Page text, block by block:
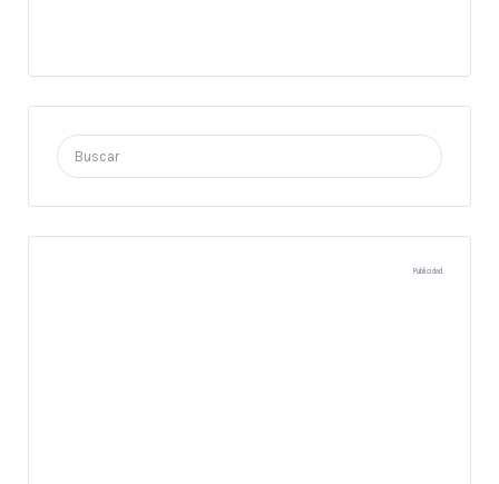
Buscar
por:
Publicidad